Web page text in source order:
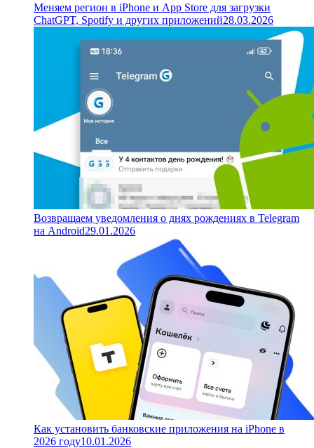
Меняем регион в iPhone и App Store для загрузки
ChatGPT, Spotify и других приложений28.03.2026
Возвращаем уведомления о днях рождениях в Telegram
на Android29.01.2026
Как установить банковские приложения на iPhone в
2026 году10.01.2026